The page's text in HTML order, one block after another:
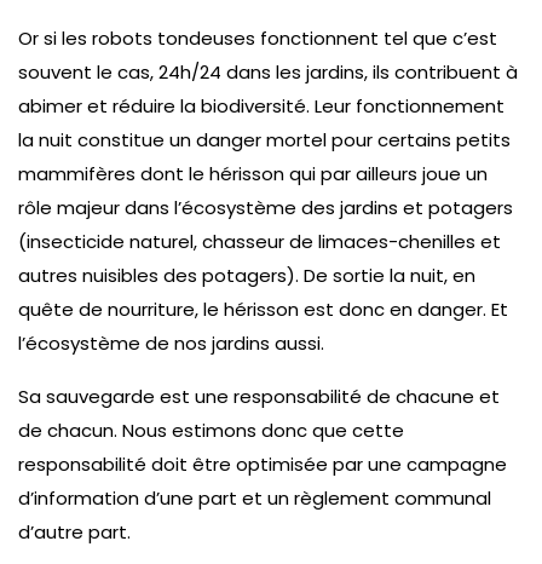
Or si les robots tondeuses fonctionnent tel que c’est
souvent le cas, 24h/24 dans les jardins, ils contribuent à
abimer et réduire la biodiversité. Leur fonctionnement
la nuit constitue un danger mortel pour certains petits
mammifères dont le hérisson qui par ailleurs joue un
rôle majeur dans l’écosystème des jardins et potagers
(insecticide naturel, chasseur de limaces-chenilles et
autres nuisibles des potagers). De sortie la nuit, en
quête de nourriture, le hérisson est donc en danger. Et
l’écosystème de nos jardins aussi.
Sa sauvegarde est une responsabilité de chacune et
de chacun. Nous estimons donc que cette
responsabilité doit être optimisée par une campagne
d’information d’une part et un règlement communal
d’autre part.